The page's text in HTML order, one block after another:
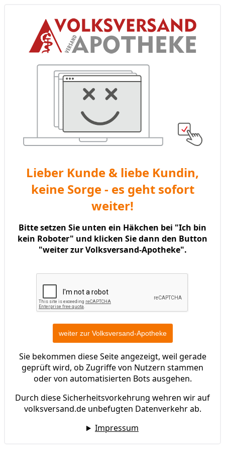
Lieber Kunde & liebe Kundin,
keine Sorge - es geht sofort
weiter!
Bitte setzen Sie unten ein Häkchen bei "Ich bin
kein Roboter" und klicken Sie dann den Button
"weiter zur Volksversand-Apotheke".
Sie bekommen diese Seite angezeigt, weil gerade
geprüft wird, ob Zugriffe von Nutzern stammen
oder von automatisierten Bots ausgehen.
Durch diese Sicherheitsvorkehrung wehren wir auf
volksversand.de unbefugten Datenverkehr ab.
Impressum